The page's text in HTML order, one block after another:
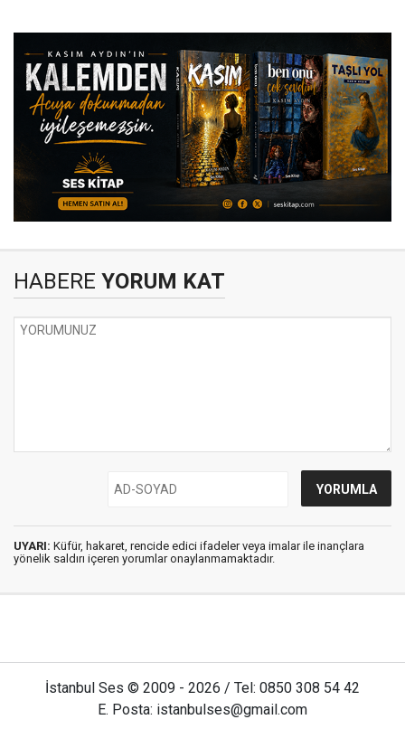
HABERE YORUM KAT
UYARI: Küfür, hakaret, rencide edici ifadeler veya imalar ile inançlara
yönelik saldırı içeren yorumlar onaylanmamaktadır.
İstanbul Ses © 2009 - 2026 / Tel: 0850 308 54 42
E. Posta: istanbulses@gmail.com